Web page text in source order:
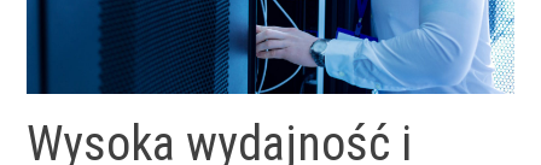
Wysoka wydajność i